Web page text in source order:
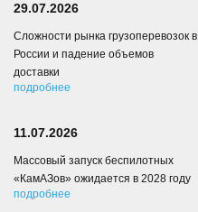
29.07.2026
Сложности рынка грузоперевозок в
России и падение объемов
доставки
подробнее
11.07.2026
Массовый запуск беспилотных
«КамАЗов» ожидается в 2028 году
подробнее